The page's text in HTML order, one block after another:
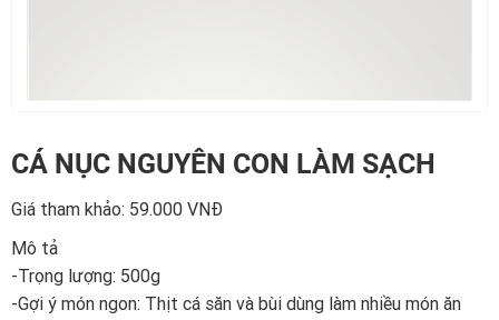
CÁ NỤC NGUYÊN CON LÀM SẠCH
Giá tham khảo: 59.000 VNÐ
Mô tả
-Trọng lượng: 500g
-Gợi ý món ngon: Thịt cá săn và bùi dùng làm nhiều món ăn